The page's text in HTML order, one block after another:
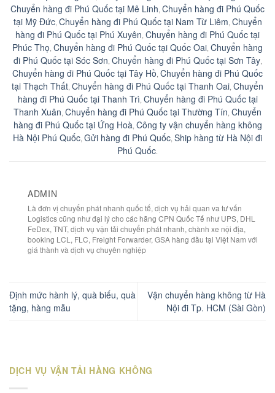
Chuyển hàng đi Phú Quốc tại Mê Linh Chuyển hàng đi Phú Quốc
tại Mỹ Đức, Chuyển hàng đi Phú Quốc tại Nam Từ Liêm Chuyển
hàng đi Phú Quốc tại Phú Xuyên Chuyển hàng đi Phú Quốc tại
Phúc Thọ Chuyển hàng đi Phú Quốc tại Quốc Oai Chuyển hàng
đi Phú Quốc tại Sóc Sơn Chuyển hàng đi Phú Quốc tại Sơn Tây,
Chuyển hàng đi Phú Quốc tại Tây Hồ Chuyển hàng đi Phú Quốc
tại Thạch Thất Chuyển hàng đi Phú Quốc tại Thanh Oai Chuyển
hàng đi Phú Quốc tại Thanh Trì Chuyển hàng đi Phú Quốc tại
Thanh Xuân Chuyển hàng đi Phú Quốc tại Thường Tín Chuyển
hàng đi Phú Quốc tại Ứng Hoà Công ty vận chuyển hàng không
Hà Nội Phú Quốc Gửi hàng đi Phú Quốc Ship hàng từ Hà Nội đi
Phú Quốc
ADMIN
Là đơn vị chuyển phát nhanh quốc tế, dịch vụ hải quan va tư vấn
Logistics cũng như đại lý cho các hãng CPN Quốc Tế như UPS, DHL
FeDex, TNT, dịch vụ vận tải chuyển phát nhanh, chành xe nội địa,
booking LCL, FLC, Freight Forwarder, GSA hàng đầu tại Việt Nam với
giá thành và dịch vụ chuyên nghiệp
Định mức hành lý, quà biếu, quà
tặng, hàng mẫu
Vận chuyển hàng không từ Hà
Nội đi Tp. HCM (Sài Gòn)
DỊCH VỤ VẬN TẢI HÀNG KHÔNG